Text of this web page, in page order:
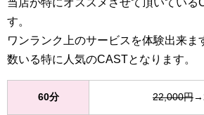
す。
ワンランク上のサービスを体験出来ま
数いる特に人気のCASTとなります。
60分 22,000円